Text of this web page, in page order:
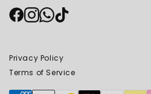
Privacy Policy
Terms of Service